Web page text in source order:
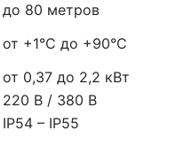
до 80 метров
от +1°C до +90°C
от 0,37 до 2,2 кВт
220 В / 380 В
IP54 – IP55